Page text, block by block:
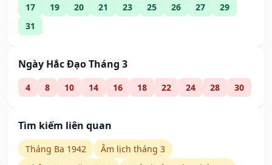
17
19 20 21 23 25 26 27
29
31
Ngày Hắc Đạo Tháng 3
4 8 10 14 16 18 22 24 28 30
Tìm kiếm liên quan
Tháng Ba 1942
Âm lịch tháng 3